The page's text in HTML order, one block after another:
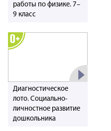
работы по физике. 7–
9 класс
Диагностическое
лото. Социально-
личностное развитие
дошкольника